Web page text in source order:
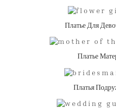
Платье Для
Платье
Платья